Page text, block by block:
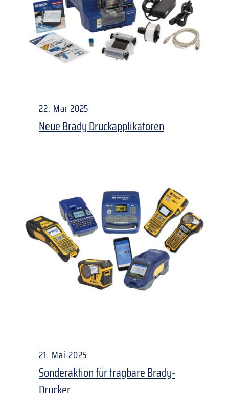
22. Mai 2025
Neue Brady Druckapplikatoren
21. Mai 2025
Sonderaktion für tragbare Brady-